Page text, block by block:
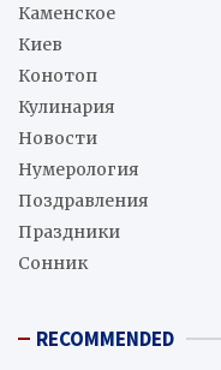
Каменское
Киев
Конотоп
Кулинария
Новости
Нумерология
Поздравления
Праздники
Сонник
RECOMMENDED